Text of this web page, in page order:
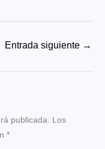
Entrada siguiente →
publicada.
Los
*